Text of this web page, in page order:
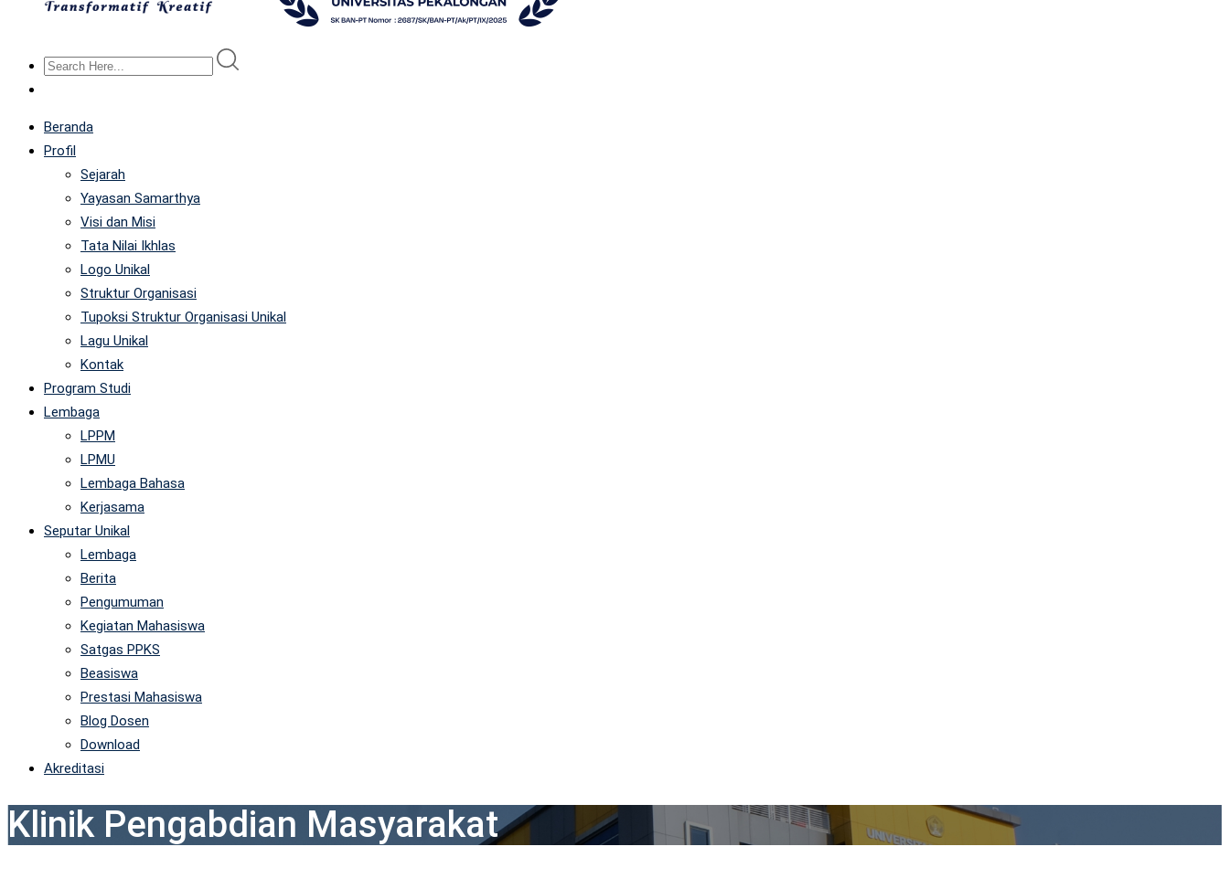
Beranda
Profil
Sejarah
Yayasan Samarthya
Visi dan Misi
Tata Nilai Ikhlas
Logo Unikal
Struktur Organisasi
Tupoksi Struktur Organisasi Unikal
Lagu Unikal
Kontak
Program Studi
Lembaga
LPPM
LPMU
Lembaga Bahasa
Kerjasama
Seputar Unikal
Lembaga
Berita
Pengumuman
Kegiatan Mahasiswa
Satgas PPKS
Beasiswa
Prestasi Mahasiswa
Blog Dosen
Download
Akreditasi
Klinik Pengabdian Masyarakat